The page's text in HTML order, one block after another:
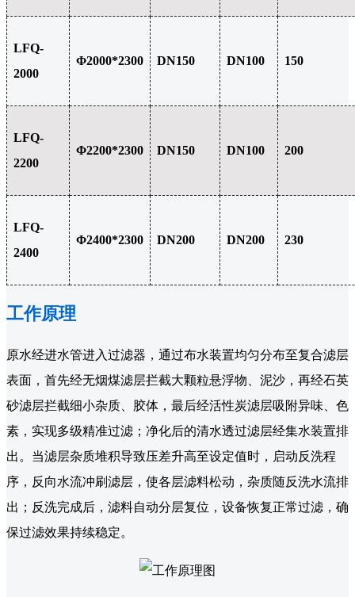
LFQ-
2000
Φ2000*2300 DN150 DN100 150
LFQ-
2200
Φ2200*2300 DN150 DN100 200
LFQ-
2400
Φ2400*2300 DN200 DN200 230
工作原理
原水经进水管进入过滤器，通过布水装置均匀分布至复合滤层
表面，首先经无烟煤滤层拦截大颗粒悬浮物、泥沙，再经石英
砂滤层拦截细小杂质、胶体，最后经活性炭滤层吸附异味、色
素，实现多级精准过滤；净化后的清水透过滤层经集水装置排
出。当滤层杂质堆积导致压差升高至设定值时，启动反洗程
序，反向水流冲刷滤层，使各层滤料松动，杂质随反洗水流排
出；反洗完成后，滤料自动分层复位，设备恢复正常过滤，确
保过滤效果持续稳定。